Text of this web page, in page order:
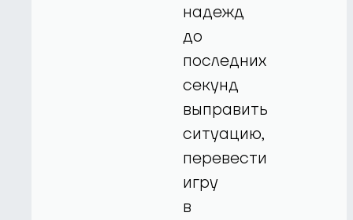
надежд
до
последних
секунд
выправить
ситуацию,
перевести
игру
в